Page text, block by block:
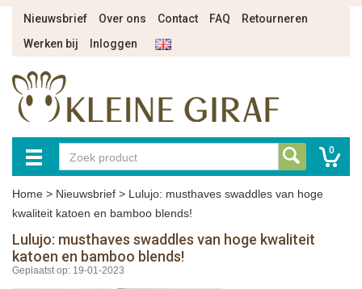
Nieuwsbrief Over ons Contact FAQ
Retourneren
Werken bij
Inloggen
0
Home > Nieuwsbrief > Lulujo: musthaves swaddles van hoge
kwaliteit katoen en bamboo blends!
Lulujo: musthaves swaddles van hoge kwaliteit
katoen en bamboo blends!
Geplaatst op: 19-01-2023